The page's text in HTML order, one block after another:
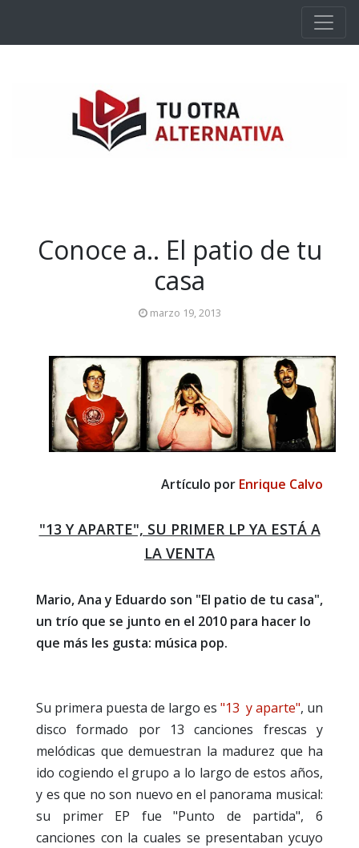
Conoce a.. El patio de tu
casa
marzo 19, 2013
Artículo por Enrique Calvo
"13 Y APARTE", SU PRIMER LP YA ESTÁ A
LA VENTA
Mario, Ana y Eduardo son "El patio de tu casa",
un trío que se junto en el 2010 para hacer lo
que más les gusta: música pop.
Su primera puesta de largo es "13 y aparte", un
disco formado por 13 canciones frescas y
melódicas que demuestran la madurez que ha
ido cogiendo el grupo a lo largo de estos años,
y es que no son nuevo en el panorama musical:
su primer EP fue "Punto de partida", 6
canciones con la cuales se presentaban ycuyo